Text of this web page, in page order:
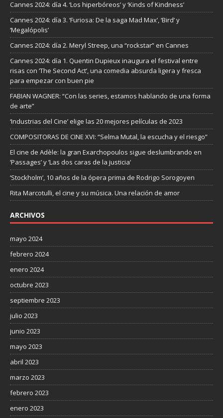
Cannes 2024: día 4. ‘Los hiperbóreos’ y ‘Kinds of Kindness’
Cannes 2024: día 3. ‘Furiosa: De la saga Mad Max’, ‘Bird’ y
‘Megalópolis’
Cannes 2024: día 2. Meryl Streep, una “rockstar” en Cannes
Cannes 2024: día 1. Quentin Dupieux inaugura el festival entre
risas con ‘The Second Act’, una comedia absurda ligera y fresca
para empezar con buen pie
FABIAN WAGNER: “Con las series, estamos hablando de una forma
de arte”
‘Industrias del Cine’ elige las 20 mejores películas de 2023
COMPOSITORAS DE CINE XVI: “Selma Mutal, la escucha y el riesgo”
El cine de Adèle: la gran Exarchopoulos sigue deslumbrando en
’Passages’ y ’Las dos caras de la justicia’
‘Stockholm’, 10 años de la ópera prima de Rodrigo Sorogoyen
Rita Marcotulli, el cine y su música. Una relación de amor
ARCHIVOS
mayo 2024
febrero 2024
enero 2024
octubre 2023
septiembre 2023
julio 2023
junio 2023
mayo 2023
abril 2023
marzo 2023
febrero 2023
enero 2023